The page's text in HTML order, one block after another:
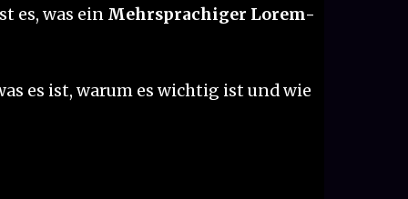
es, was ein Mehrsprachiger Lorem-
es ist, warum es wichtig ist und wie